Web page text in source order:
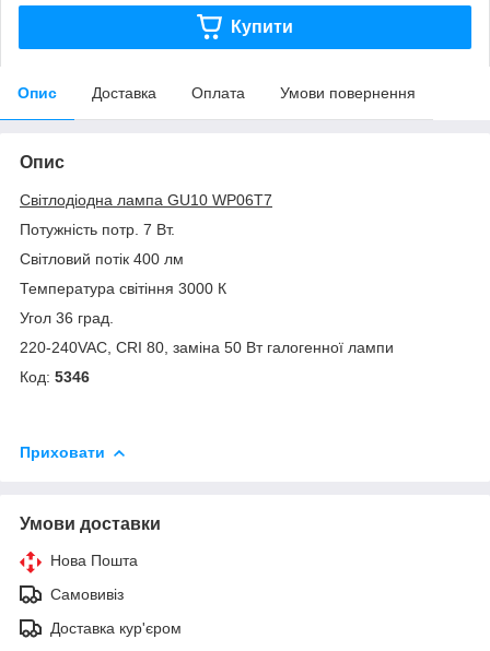
Купити
Опис Доставка Оплата Умови повернення
Опис
Світлодіодна лампа GU10 WP06T7
Потужність потр. 7 Вт.
Світловий потік 400 лм
Температура світіння 3000 К
Угол 36 град.
220-240VAC, CRI 80, заміна 50 Вт галогенної лампи
Код: 5346
Приховати
Умови доставки
Нова Пошта
Самовивіз
Доставка кур'єром